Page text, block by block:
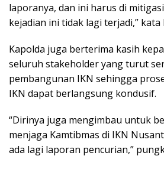
laporanya, dan ini harus di
kejadian ini tidak lagi terjadi,” kata
Kapolda juga berterima kasih
seluruh stakeholder yang turut
pembangunan IKN sehingga
IKN dapat berlangsung kondusif.
“Dirinya juga mengimbau untuk
menjaga Kamtibmas di IKN
ada lagi laporan pencurian,”